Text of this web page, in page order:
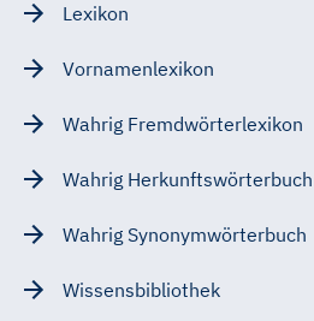
Lexikon
Vornamenlexikon
Wahrig Fremdwörterlexikon
Wahrig Herkunftswörterbuch
Wahrig Synonymwörterbuch
Wissensbibliothek